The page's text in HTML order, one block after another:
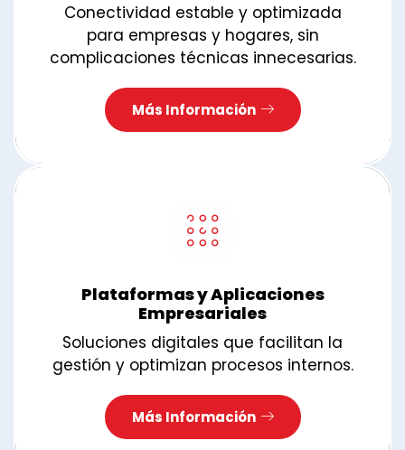
Conectividad estable y optimizada
para empresas y hogares, sin
complicaciones técnicas innecesarias.
Más Información
Plataformas y Aplicaciones
Empresariales
Soluciones digitales que facilitan la
gestión y optimizan procesos internos.
Más Información